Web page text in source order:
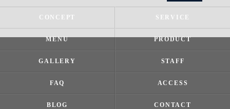
CONCEPT SERVICE
MENU PRODUCT
GALLERY STAFF
FAQ ACCESS
BLOG CONTACT